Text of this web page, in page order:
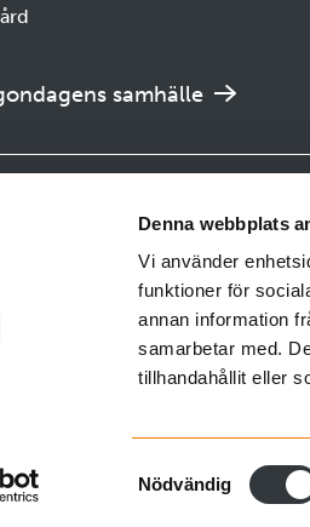
Denna webbplats
Vi använder
funktioner för
annan information
samarbetar med.
tillhandahållit eller
Samtyckesval
Nödvändig
samhälle